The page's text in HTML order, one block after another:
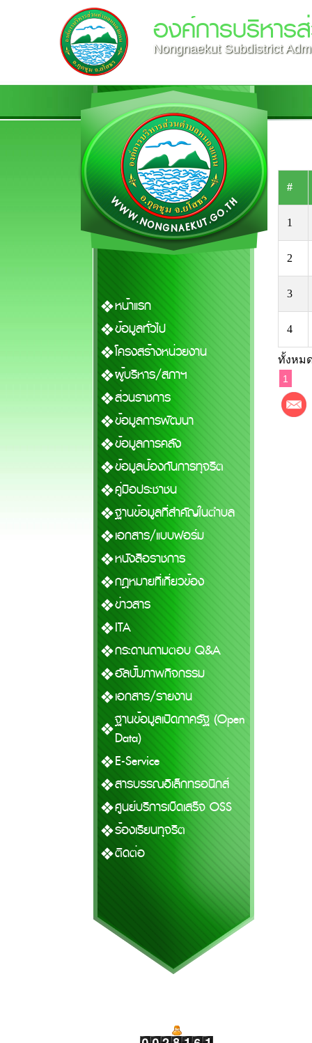
องค์การบริหาร
Nongnaekut Subdistrict
หน้าแรก
ข้อมูลทั่วไป
โครงสร้างหน่วยงาน
ผู้บริหาร/สภาฯ
ส่วนราชการ
ข้อมูลการพัฒนา
ข้อมูลการคลัง
ข้อมูลป้องกันการทุจริต
คู่มือประชาชน
ฐานข้อมูลที่สำคัญในตำบล
เอกสาร/แบบฟอร์ม
หนังสือราชการ
กฎหมายที่เกี่ยวข้อง
ข่าวสาร
ITA
กระดานถามตอบ Q&A
อัลบั้มภาพกิจกรรม
เอกสาร/รายงาน
ฐานข้อมูลเปิดภาครัฐ (Open
Data)
E-Service
สารบรรณอิเล็กทรอนิกส์
ศูนย์บริการเบ็ดเสร็จ OSS
ร้องเรียนทุจริต
ติดต่อ
#
1
2
3
4
ทั้งหม
1